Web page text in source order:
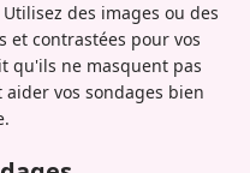
des images ou des
et contrastées pour vos
qu'ils ne masquent pas
vos sondages bien